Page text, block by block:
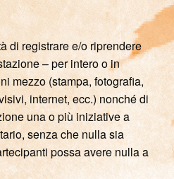
di registrare e/o riprendere
– per intero o in
mezzo (stampa, fotografia,
internet, ecc.) nonché di
una o più iniziative a
senza che nulla sia
possa avere nulla a